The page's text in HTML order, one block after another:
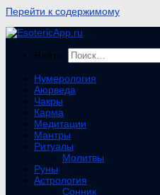
Перейти к содержимому
Найти:
Нумерология
Аюрведа
Чакры
Карма
Медитации
Мантры
Ритуалы
Молитвы
Руны
Астрология
Сонник